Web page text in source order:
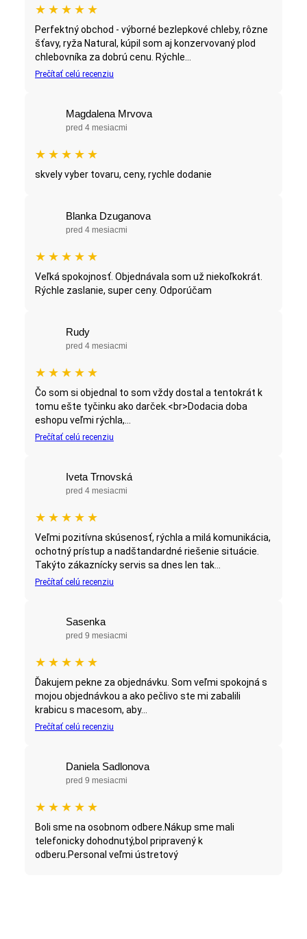
★ ★ ★ ★ ★
Perfektný obchod - výborné bezlepkové chleby, rôzne
šťavy, ryža Natural, kúpil som aj konzervovaný plod
chlebovníka za dobrú cenu. Rýchle...
Prečítať celú recenziu
Magdalena Mrvova
pred 4 mesiacmi
★ ★ ★ ★ ★
skvely vyber tovaru, ceny, rychle dodanie
Blanka Dzuganova
pred 4 mesiacmi
★ ★ ★ ★ ★
Veľká spokojnosť. Objednávala som už niekoľkokrát.
Rýchle zaslanie, super ceny. Odporúčam
Rudy
pred 4 mesiacmi
★ ★ ★ ★ ★
Čo som si objednal to som vždy dostal a tentokrát k
tomu ešte tyčinku ako darček.<br>Dodacia doba
eshopu veľmi rýchla,...
Prečítať celú recenziu
Iveta Trnovská
pred 4 mesiacmi
★ ★ ★ ★ ★
Veľmi pozitívna skúsenosť, rýchla a milá komunikácia,
ochotný prístup a nadštandardné riešenie situácie.
Takýto zákaznícky servis sa dnes len tak...
Prečítať celú recenziu
Sasenka
pred 9 mesiacmi
★ ★ ★ ★ ★
Ďakujem pekne za objednávku. Som veľmi spokojná s
mojou objednávkou a ako pečlivo ste mi zabalili
krabicu s macesom, aby...
Prečítať celú recenziu
Daniela Sadlonova
pred 9 mesiacmi
★ ★ ★ ★ ★
Boli sme na osobnom odbere.Nákup sme mali
telefonicky dohodnutý,bol pripravený k
odberu.Personal veľmi ústretový